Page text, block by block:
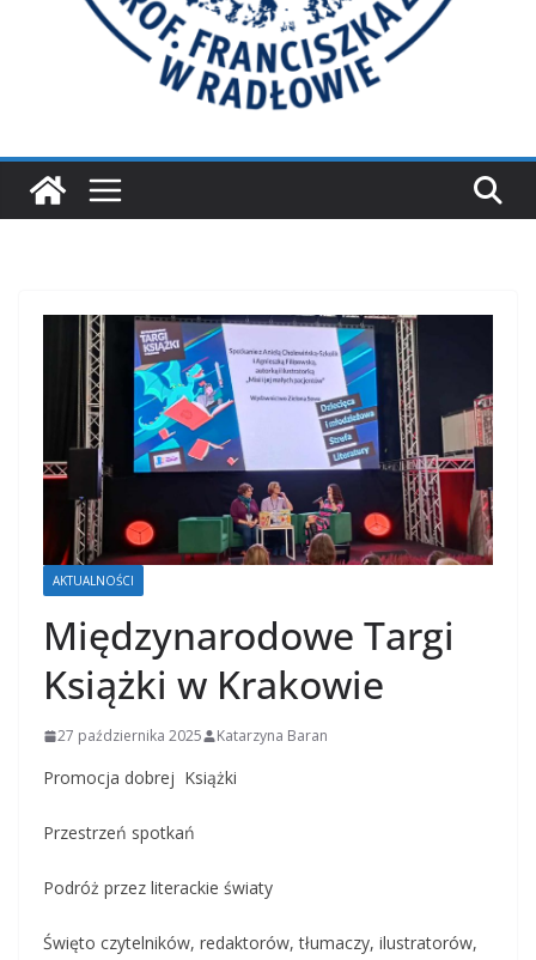
AKTUALNOŚCI
Międzynarodowe Targi
Książki w Krakowie
27 października 2025 Katarzyna Baran
Promocja dobrej Książki
Przestrzeń spotkań
Podróż przez literackie światy
Święto czytelników, redaktorów, tłumaczy, ilustratorów,